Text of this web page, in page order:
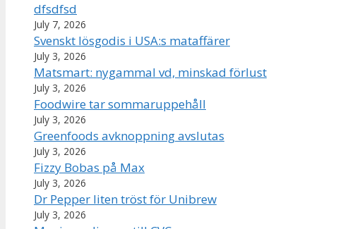
dfsdfsd
July 7, 2026
Svenskt lösgodis i USA:s mataffärer
July 3, 2026
Matsmart: nygammal vd, minskad förlust
July 3, 2026
Foodwire tar sommaruppehåll
July 3, 2026
Greenfoods avknoppning avslutas
July 3, 2026
Fizzy Bobas på Max
July 3, 2026
Dr Pepper liten tröst för Unibrew
July 3, 2026